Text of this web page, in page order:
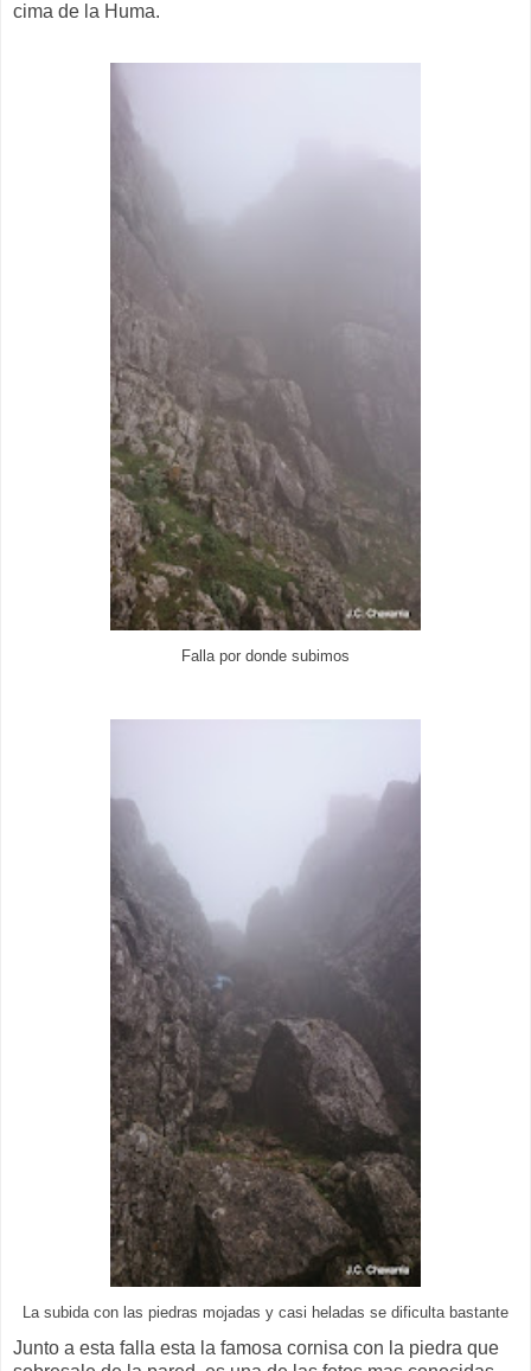
cima de la Huma.
Falla por donde subimos
La subida con las piedras mojadas y casi heladas se dificulta bastante
Junto a esta falla esta la famosa cornisa con la piedra que